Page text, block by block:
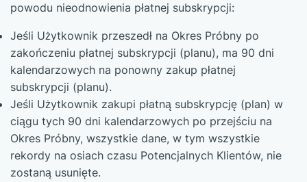
powodu nieodnowienia płatnej subskrypcji:
Jeśli Użytkownik przeszedł na Okres Próbny po
zakończeniu płatnej subskrypcji (planu), ma 90 dni
kalendarzowych na ponowny zakup płatnej
subskrypcji (planu).
Jeśli Użytkownik zakupi płatną subskrypcję (plan) w
ciągu tych 90 dni kalendarzowych po przejściu na
Okres Próbny, wszystkie dane, w tym wszystkie
rekordy na osiach czasu Potencjalnych Klientów, nie
zostaną usunięte.